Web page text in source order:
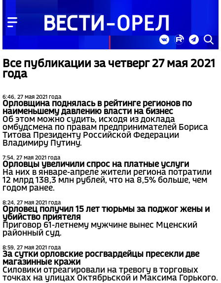
Все публикации за четверг 27 мая 2021
года
6:46, 27 мая 2021 года
Орловщина поднялась в рейтинге регионов по
наименьшему давлению власти на бизнес
Об этом можно судить, исходя из доклада
омбудсмена по правам предпринимателей Бориса
Титова Президенту Российской Федерации
Владимиру Путину.
7:54, 27 мая 2021 года
Орловцы увеличили спрос на платные услуги
На них в январе-апреле жители региона потратили
12 млрд 138,3 млн рублей, что на 8,5% больше, чем
годом ранее.
8:24, 27 мая 2021 года
Орловец получил 15 лет тюрьмы за поджог жены и
убийство приятеля
Приговор 61-летнему мужчине вынес Мценский
районный суд.
8:59, 27 мая 2021 года
За сутки орловские росгвардейцы пресекли две
магазинные кражи
Силовики отреагировали на тревогу в торговых
точках на улицах Октябрьской и Максима Горького.